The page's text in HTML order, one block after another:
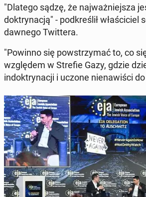
"Dlatego sądzę, że naj­waż­niej­sza
dok­try­na­cją" - pod­kre­ślił wła­ści­ciel
dawnego Twit­te­ra.
"Powinno się po­wstrzy­mać to, co
wzglę­dem w Strefie Gazy, gdzie
in­dok­try­na­cji i uczone nie­na­wi­ści do